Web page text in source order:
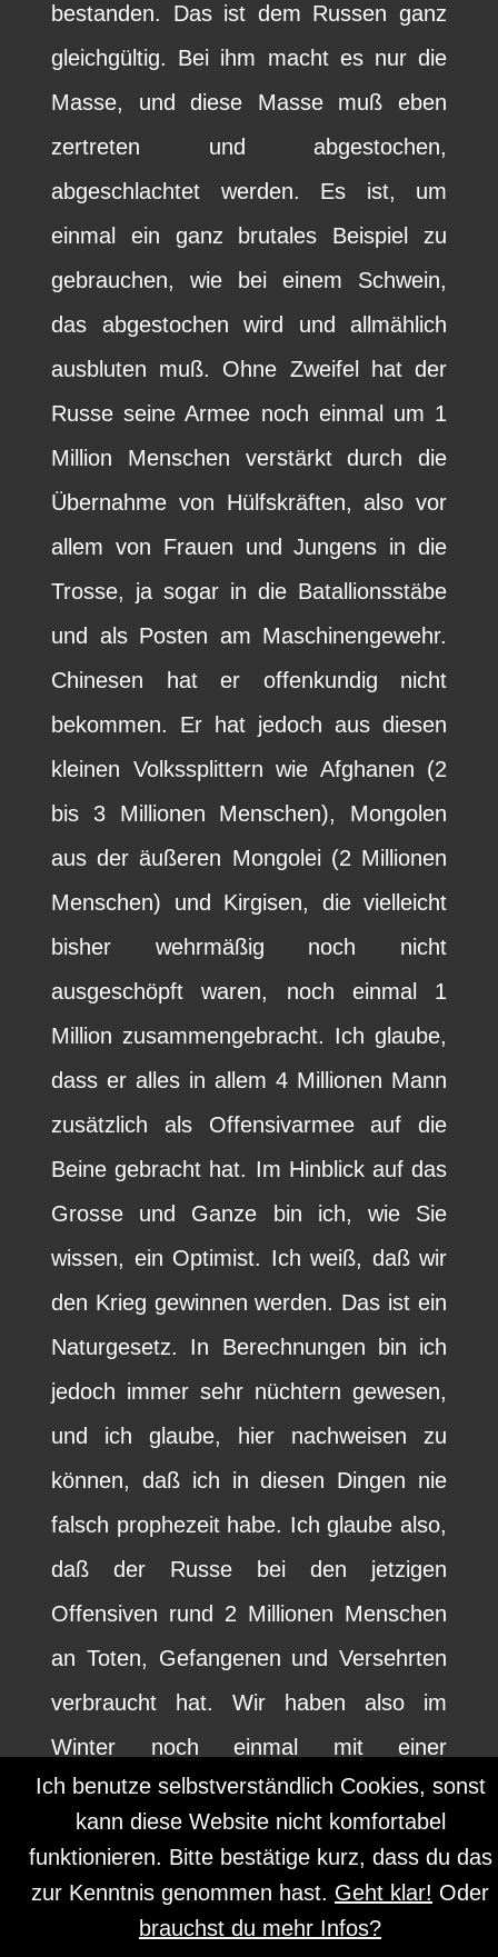
bestanden. Das ist dem Russen ganz
gleichgültig. Bei ihm macht es nur die
Masse, und diese Masse muß eben
zertreten und abgestochen,
abgeschlachtet werden. Es ist, um
einmal ein ganz brutales Beispiel zu
gebrauchen, wie bei einem Schwein,
das abgestochen wird und allmählich
ausbluten muß. Ohne Zweifel hat der
Russe seine Armee noch einmal um 1
Million Menschen verstärkt durch die
Übernahme von Hülfskräften, also vor
allem von Frauen und Jungens in die
Trosse, ja sogar in die Batallionsstäbe
und als Posten am Maschinengewehr.
Chinesen hat er offenkundig nicht
bekommen. Er hat jedoch aus diesen
kleinen Volkssplittern wie Afghanen (2
bis 3 Millionen Menschen), Mongolen
aus der äußeren Mongolei (2 Millionen
Menschen) und Kirgisen, die vielleicht
bisher wehrmäßig noch nicht
ausgeschöpft waren, noch einmal 1
Million zusammengebracht. Ich glaube,
dass er alles in allem 4 Millionen Mann
zusätzlich als Offensivarmee auf die
Beine gebracht hat. Im Hinblick auf das
Grosse und Ganze bin ich, wie Sie
wissen, ein Optimist. Ich weiß, daß wir
den Krieg gewinnen werden. Das ist ein
Naturgesetz. In Berechnungen bin ich
jedoch immer sehr nüchtern gewesen,
und ich glaube, hier nachweisen zu
können, daß ich in diesen Dingen nie
falsch prophezeit habe. Ich glaube also,
daß der Russe bei den jetzigen
Offensiven rund 2 Millionen Menschen
an Toten, Gefangenen und Versehrten
verbraucht hat. Wir haben also im
Winter noch einmal mit einer
Verzweiflungs- und Totaloffensive der
Russen in Stärke von 200 Divisionen,
also von ungefähr 2 Millionen Mann zu
rechnen. Diesen Ansturm und diesen
Ich benutze selbstverständlich Cookies, sonst
kann diese Website nicht komfortabel
funktionieren. Bitte bestätige kurz, dass du das
zur Kenntnis genommen hast. Geht klar! Oder
brauchst du mehr Infos?